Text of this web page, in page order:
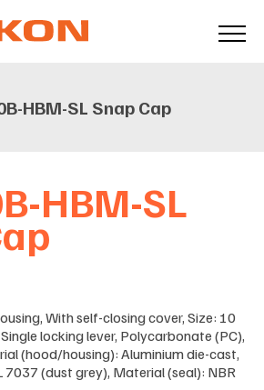
HBM-SL Snap Cap
HBM-SL
With self-closing cover, Size: 10
locking lever, Polycarbonate (PC),
(hood/housing): Aluminium die-cast,
(dust grey), Material (seal): NBR